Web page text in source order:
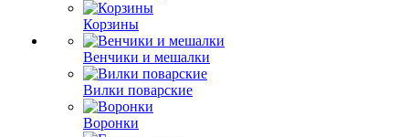
Корзины
Венчики и мешалки
Вилки поварские
Воронки